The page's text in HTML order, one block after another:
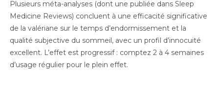
Plusieurs méta-analyses (dont une publiée dans Sleep
Medicine Reviews) concluent à une efficacité significative
de la valériane sur le temps d’endormissement et la
qualité subjective du sommeil, avec un profil d’innocuité
excellent. L’effet est progressif : comptez 2 à 4 semaines
d’usage régulier pour le plein effet.